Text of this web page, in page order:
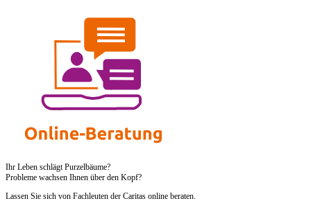
Ihr Leben schlägt Purzelbäume?
Probleme wachsen Ihnen über den Kopf?
Lassen Sie sich von Fachleuten der Caritas online beraten.